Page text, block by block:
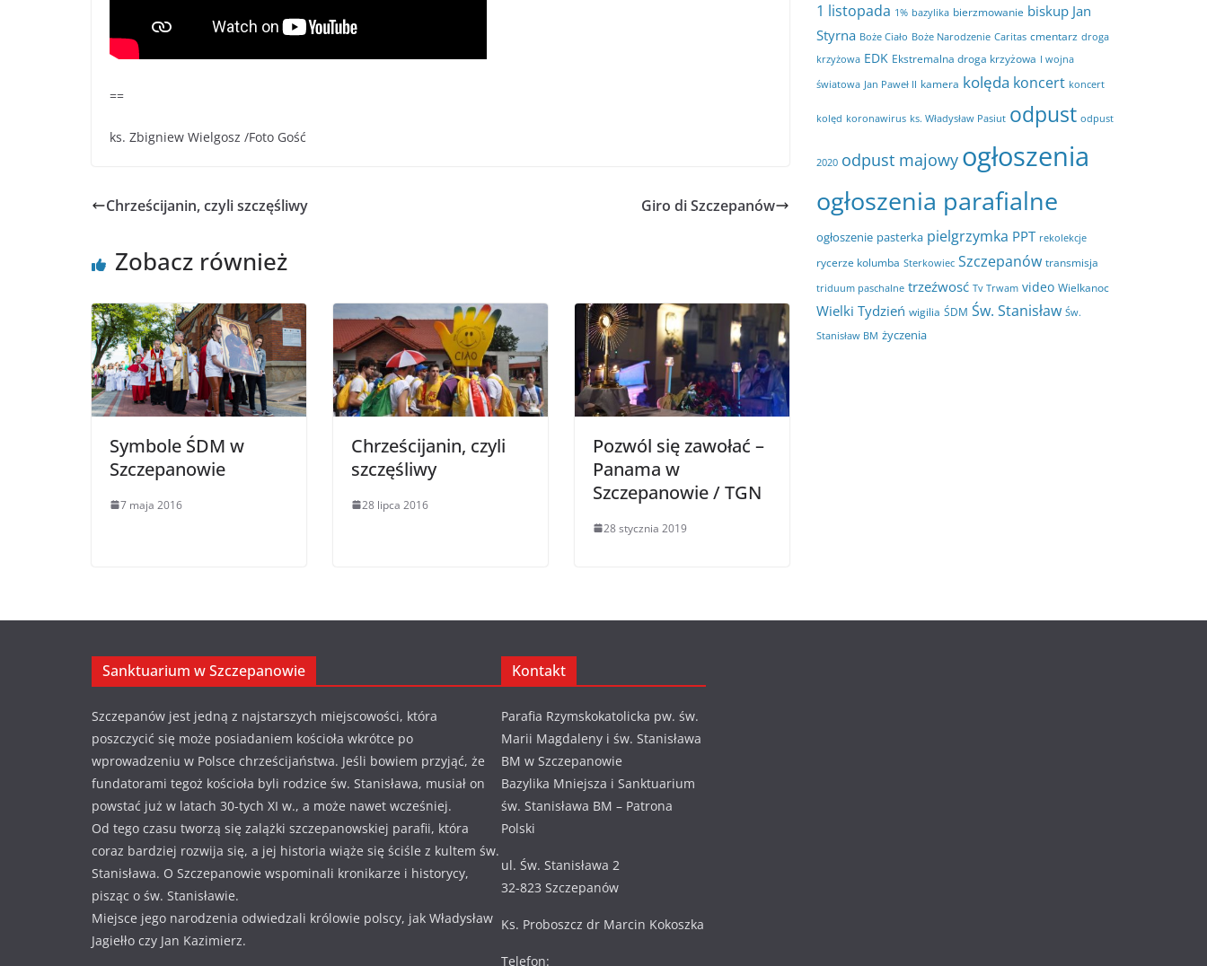
==
ks. Zbigniew Wielgosz /Foto Gość
Chrześcijanin, czyli szczęśliwy Giro di Szczepanów
Zobacz również
Symbole ŚDM w
Szczepanowie
7 maja 2016
Chrześcijanin, czyli
szczęśliwy
28 lipca 2016
Pozwól się zawołać –
Panama w
Szczepanowie / TGN
28 stycznia 2019
w
a
1 listopada 1% bazylika bierzmowanie biskup Jan
Styrna Boże Ciało Boże Narodzenie Caritas cmentarz droga
krzyżowa EDK Ekstremalna droga krzyżowa I wojna
światowa Jan Paweł II kamera kolęda koncert koncert
kolęd koronawirus ks. Władysław Pasiut odpust odpust
2020 odpust majowy ogłoszenia
ogłoszenia parafialne
ogłoszenie pasterka pielgrzymka PPT rekolekcje
rycerze kolumba Sterkowiec Szczepanów transmisja
triduum paschalne trzeźwosć Tv Trwam video Wielkanoc
Wielki Tydzień wigilia ŚDM Św. Stanisław Św.
Stanisław BM życzenia
Sanktuarium w Szczepanowie
Szczepanów jest jedną z najstarszych miejscowości, która
poszczycić się może posiadaniem kościoła wkrótce po
wprowadzeniu w Polsce chrześcijaństwa. Jeśli bowiem przyjąć, że
fundatorami tegoż kościoła byli rodzice św. Stanisława, musiał on
powstać już w latach 30-tych XI w., a może nawet wcześniej.
Od tego czasu tworzą się zalążki szczepanowskiej parafii, która
coraz bardziej rozwija się, a jej historia wiąże się ściśle z kultem św.
Stanisława. O Szczepanowie wspominali kronikarze i historycy,
pisząc o św. Stanisławie.
Miejsce jego narodzenia odwiedzali królowie polscy, jak Władysław
Jagiełło czy Jan Kazimierz.
Kontakt
Parafia Rzymskokatolicka pw. św.
Marii Magdaleny i św. Stanisława
BM w Szczepanowie
Bazylika Mniejsza i Sanktuarium
św. Stanisława BM – Patrona
Polski
ul. Św. Stanisława 2
32-823 Szczepanów
Ks. Proboszcz dr Marcin Kokoszka
Telefon: